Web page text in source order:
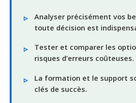
Analyser précisément vos
toute décision est
Tester et comparer les
risques d’erreurs coûteuses.
La formation et le support
clés de succès.